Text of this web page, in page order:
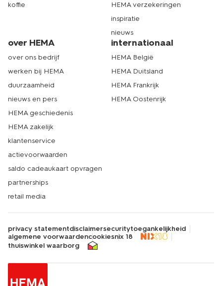
koffie
HEMA verzekeringen
inspiratie
nieuws
over HEMA
over ons bedrijf
werken bij HEMA
duurzaamheid
nieuws en pers
HEMA geschiedenis
HEMA zakelijk
klantenservice
actievoorwaarden
saldo cadeaukaart opvragen
partnerships
retail media
internationaal
HEMA België
HEMA Duitsland
HEMA Frankrijk
HEMA Oostenrijk
privacy statementdisclaimersecuritytoegankelijkheid
algemene voorwaardencookiesnix 18
thuiswinkel waarborg